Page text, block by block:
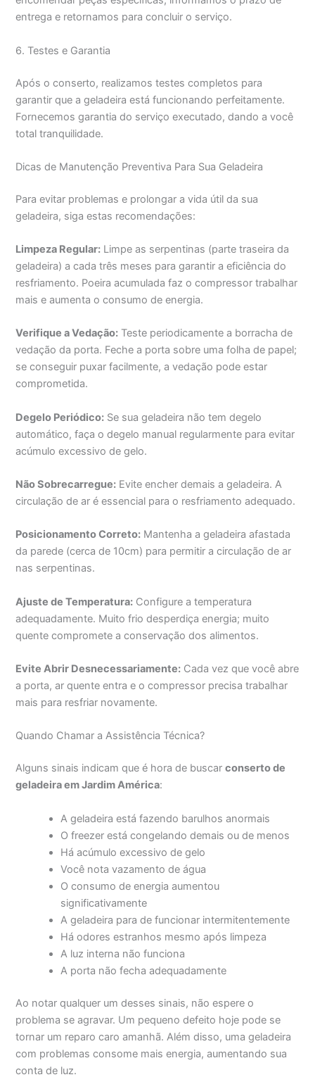
entrega e retornamos para concluir o serviço.
6. Testes e Garantia
Após o conserto, realizamos testes completos para
garantir que a geladeira está funcionando perfeitamente.
Fornecemos garantia do serviço executado, dando a você
total tranquilidade.
Dicas de Manutenção Preventiva Para Sua Geladeira
Para evitar problemas e prolongar a vida útil da sua
geladeira, siga estas recomendações:
Limpeza Regular: Limpe as serpentinas (parte traseira da
geladeira) a cada três meses para garantir a eficiência do
resfriamento. Poeira acumulada faz o compressor trabalhar
mais e aumenta o consumo de energia.
Verifique a Vedação: Teste periodicamente a borracha de
vedação da porta. Feche a porta sobre uma folha de papel;
se conseguir puxar facilmente, a vedação pode estar
comprometida.
Degelo Periódico: Se sua geladeira não tem degelo
automático, faça o degelo manual regularmente para evitar
acúmulo excessivo de gelo.
Não Sobrecarregue: Evite encher demais a geladeira. A
circulação de ar é essencial para o resfriamento adequado.
Posicionamento Correto: Mantenha a geladeira afastada
da parede (cerca de 10cm) para permitir a circulação de ar
nas serpentinas.
Ajuste de Temperatura: Configure a temperatura
adequadamente. Muito frio desperdiça energia; muito
quente compromete a conservação dos alimentos.
Evite Abrir Desnecessariamente: Cada vez que você abre
a porta, ar quente entra e o compressor precisa trabalhar
mais para resfriar novamente.
Quando Chamar a Assistência Técnica?
Alguns sinais indicam que é hora de buscarconserto de
geladeira em Jardim América:
A geladeira está fazendo barulhos anormais
O freezer está congelando demais ou de menos
Há acúmulo excessivo de gelo
Você nota vazamento de água
O consumo de energia aumentou
significativamente
A geladeira para de funcionar intermitentemente
Há odores estranhos mesmo após limpeza
A luz interna não funciona
A porta não fecha adequadamente
Ao notar qualquer um desses sinais, não espere o
problema se agravar. Um pequeno defeito hoje pode se
tornar um reparo caro amanhã. Além disso, uma geladeira
com problemas consome mais energia, aumentando sua
conta de luz.